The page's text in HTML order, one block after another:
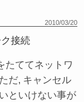
2010/03/20
接続
たててネットワ
だ, キャンセル
といけない事が